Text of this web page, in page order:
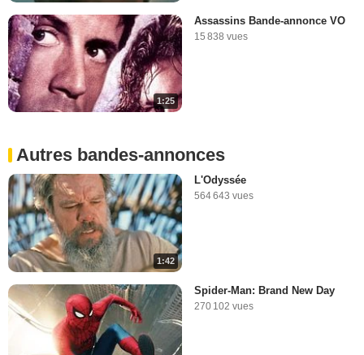
1:25
Assassins Bande-annonce VO
15 838 vues
Autres bandes-annonces
1:42
L'Odyssée
564 643 vues
Spider-Man: Brand New Day
270 102 vues